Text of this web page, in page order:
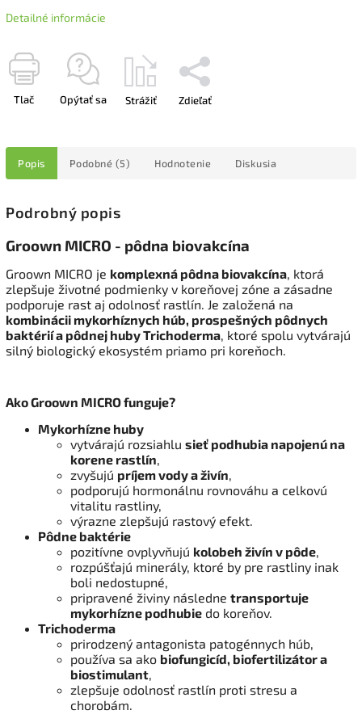
Detailné informácie
Tlač Opýtať sa Strážiť Zdieľať
Popis Podobné (5) Hodnotenie Diskusia
Podrobný popis
Groown MICRO - pôdna biovakcína
Groown MICRO je komplexná pôdna biovakcína, ktorá
zlepšuje životné podmienky v koreňovej zóne a zásadne
podporuje rast aj odolnosť rastlín. Je založená na
kombinácii mykorhíznych húb, prospešných pôdnych
baktérií a pôdnej huby Trichoderma, ktoré spolu vytvárajú
silný biologický ekosystém priamo pri koreňoch.
Ako Groown MICRO funguje?
Mykorhízne huby
vytvárajú rozsiahlu sieť podhubia napojenú na
korene rastlín,
zvyšujú príjem vody a živín,
podporujú hormonálnu rovnováhu a celkovú
vitalitu rastliny,
výrazne zlepšujú rastový efekt.
Pôdne baktérie
pozitívne ovplyvňujú kolobeh živín v pôde,
rozpúšťajú minerály, ktoré by pre rastliny inak
boli nedostupné,
pripravené živiny následne transportuje
mykorhízne podhubie do koreňov.
Trichoderma
prirodzený antagonista patogénnych húb,
používa sa ako biofungicíd, biofertilizátor a
biostimulant,
zlepšuje odolnosť rastlín proti stresu a
chorobám.